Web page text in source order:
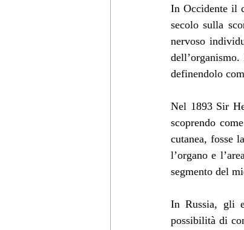
In Occidente il
secolo sulla
nervoso
definendolo
Nel 1893 Sir
scoprendo
cutanea, fosse
l’organo e
segmento del
In Russia, gli
possibilità di